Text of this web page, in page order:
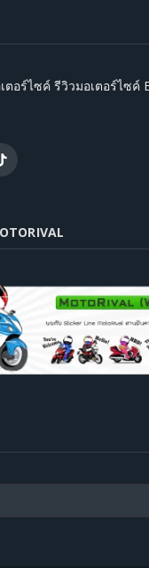
ตอร์ไซค์ รีวิวมอเตอร์ไซค์
TikTok